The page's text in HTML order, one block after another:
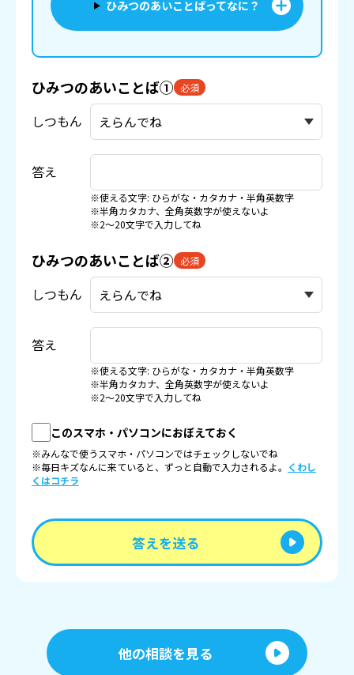
ひみつのあいことばってなに？
ひみつのあいことば① 必須
しつもん
答え
※使える文字: ひらがな・カタカナ・半角英数字
※半角カタカナ、全角英数字が使えないよ
※2〜20文字で入力してね
ひみつのあいことば② 必須
しつもん
答え
※使える文字: ひらがな・カタカナ・半角英数字
※半角カタカナ、全角英数字が使えないよ
※2〜20文字で入力してね
このスマホ・パソコンにおぼえておく
※みんなで使うスマホ・パソコンではチェックしないでね
※毎日キズなんに来ていると、ずっと自動で入力されるよ。 くわし
くはコチラ
答えを送る
他の相談を見る